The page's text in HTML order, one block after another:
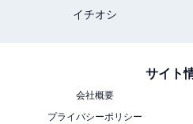
Anti-aging and filling efficacy
based dermo-cosmetic
イチオシ
サイト
会社概要
プライバシーポリシー